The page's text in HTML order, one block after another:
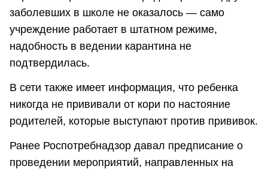
заболевших в школе не оказалось — само
учреждение работает в штатном режиме,
надобность в ведении карантина не
подтвердилась.
В сети также имеет информация, что ребенка
никогда не прививали от кори по настояние
родителей, которые выступают против прививок.
Ранее Роспотребнадзор давал предписание о
проведении мероприятий, направленных на